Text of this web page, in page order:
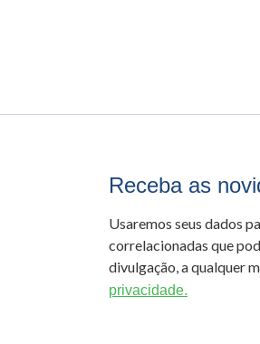
Receba as
Usaremos seus dados
correlacionadas que
divulgação, a qualquer
privacidade.